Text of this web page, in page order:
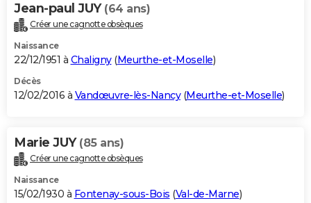
Jean-paul JUY (64 ans)
Créer une cagnotte obsèques
Naissance
22/12/1951 à Chaligny(Meurthe-et-Moselle)
Décès
12/02/2016 à Vandœuvre-lès-Nancy(Meurthe-et-Moselle)
Marie JUY (85 ans)
Créer une cagnotte obsèques
Naissance
15/02/1930 à Fontenay-sous-Bois (Val-de-Marne)